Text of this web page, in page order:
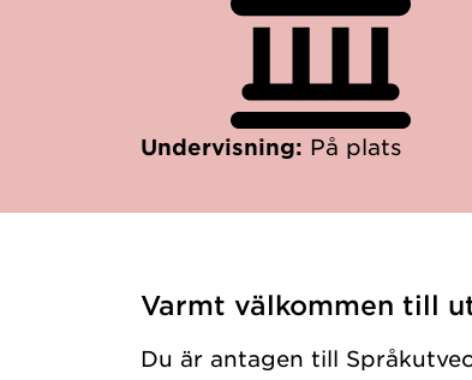
Undervisning: På plats
Varmt välkommen till
Du är antagen till